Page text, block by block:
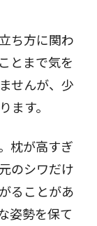
ち方に関わ
とまで気を
せんが、少
ます。
枕が高すぎ
のシワだけ
ることがあ
姿勢を保て